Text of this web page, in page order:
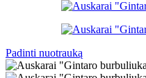
Padinti nuotrauką